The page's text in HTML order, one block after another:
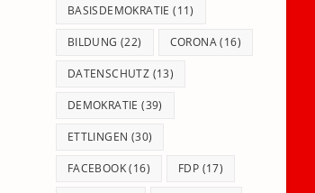
BASISDEMOKRATIE (11)
BILDUNG (22) CORONA(16)
DATENSCHUTZ (13)
DEMOKRATIE (39)
ETTLINGEN (30)
FACEBOOK(16) FDP (17)